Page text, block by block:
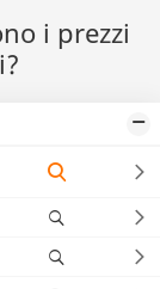
i prezzi